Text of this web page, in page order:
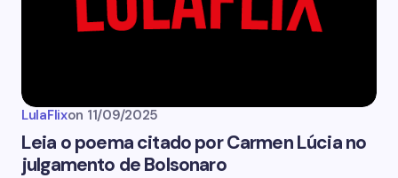
LulaFlixon 11/09/2025
Leia o poema citado por Carmen Lúcia no
julgamento de Bolsonaro